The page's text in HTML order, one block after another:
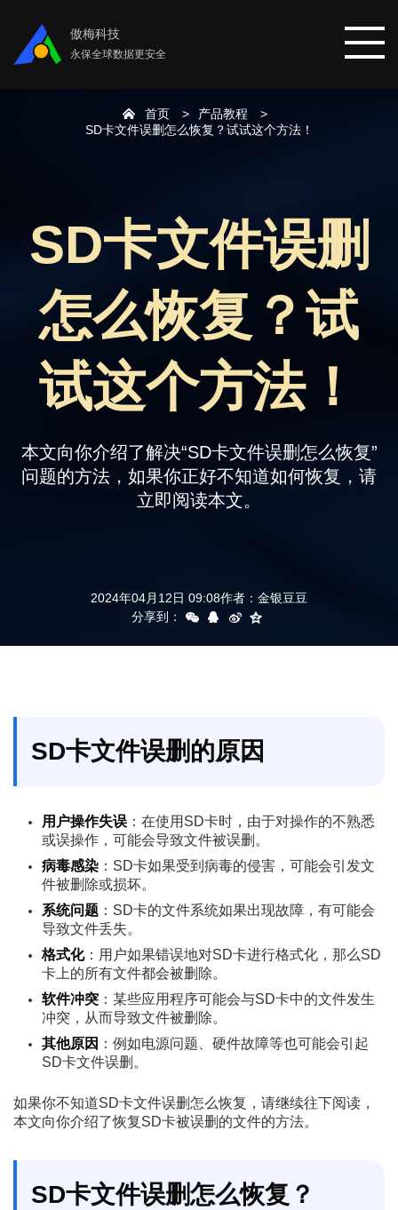
傲梅科技
永保全球数据更安全
数据恢复
数据备份
支持
首页
产品教程
SD卡文件误删怎么恢复？试试这个方法！
SD卡文件误删
怎么恢复？试
试这个方法！
本文向你介绍了解决“SD卡文件误删怎么恢复”
问题的方法，如果你正好不知道如何恢复，请
立即阅读本文。
2024年04月12日 09:08作者： 金银豆豆
分享到：
SD卡文件误删的原因
用户操作失误 ：在使用SD卡时，由于对操作的不熟悉
或误操作，可能会导致文件被误删。
病毒感染 ：SD卡如果受到病毒的侵害，可能会引发文
件被删除或损坏。
系统问题 ：SD卡的文件系统如果出现故障，有可能会
导致文件丢失。
格式化：用户如果错误地对SD卡进行格式化，那么SD
卡上的所有文件都会被删除。
软件冲突 ：某些应用程序可能会与SD卡中的文件发生
冲突，从而导致文件被删除。
其他原因 ：例如电源问题、硬件故障等也可能会引起
SD卡文件误删。
如果你不知道SD卡文件误删怎么恢复，请继续往下阅读，
本文向你介绍了恢复SD卡被误删的文件的方法。
SD卡文件误删怎么恢复？